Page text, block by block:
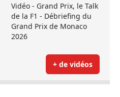
Vidéo - Grand Prix, le Talk
de la F1 - Débriefing du
Grand Prix de Monaco
2026
+ de vidéos